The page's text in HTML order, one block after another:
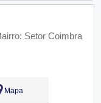
Setor Coimbra
Mapa